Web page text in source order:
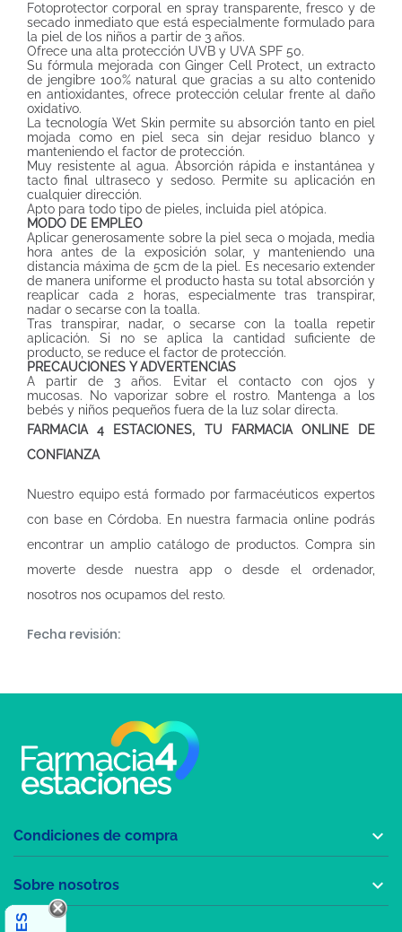
Fotoprotector corporal en spray transparente, fresco y de
secado inmediato que está especialmente formulado para
la piel de los niños a partir de 3 años.
Ofrece una alta protección UVB y UVA SPF 50.
Su fórmula mejorada con Ginger Cell Protect, un extracto
de jengibre 100% natural que gracias a su alto contenido
en antioxidantes, ofrece protección celular frente al daño
oxidativo.
La tecnología Wet Skin permite su absorción tanto en piel
mojada como en piel seca sin dejar residuo blanco y
manteniendo el factor de protección.
Muy resistente al agua. Absorción rápida e instantánea y
tacto final ultraseco y sedoso. Permite su aplicación en
cualquier dirección.
Apto para todo tipo de pieles, incluida piel atópica.
MODO DE EMPLEO
Aplicar generosamente sobre la piel seca o mojada, media
hora antes de la exposición solar, y manteniendo una
distancia máxima de 5cm de la piel. Es necesario extender
de manera uniforme el producto hasta su total absorción y
reaplicar cada 2 horas, especialmente tras transpirar,
nadar o secarse con la toalla.
Tras transpirar, nadar, o secarse con la toalla repetir
aplicación. Si no se aplica la cantidad suficiente de
producto, se reduce el factor de protección.
PRECAUCIONES Y ADVERTENCIAS
A partir de 3 años. Evitar el contacto con ojos y
mucosas. No vaporizar sobre el rostro. Mantenga a los
bebés y niños pequeños fuera de la luz solar directa.
FARMACIA 4 ESTACIONES, TU FARMACIA ONLINE DE
CONFIANZA
Nuestro equipo está formado por farmacéuticos expertos
con base en Córdoba. En nuestrafarmacia online podrás
encontrar un amplio catálogo de productos. Compra sin
moverte desde nuestra app o desde el ordenador,
nosotros nos ocupamos del resto.
Fecha revisión:
Condiciones de compra 
Sobre nosotros 